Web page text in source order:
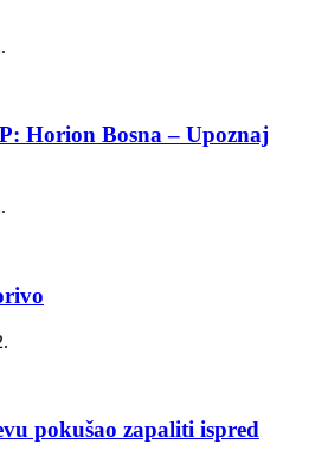
Horion Bosna – Upoznaj
pokušao zapaliti ispred